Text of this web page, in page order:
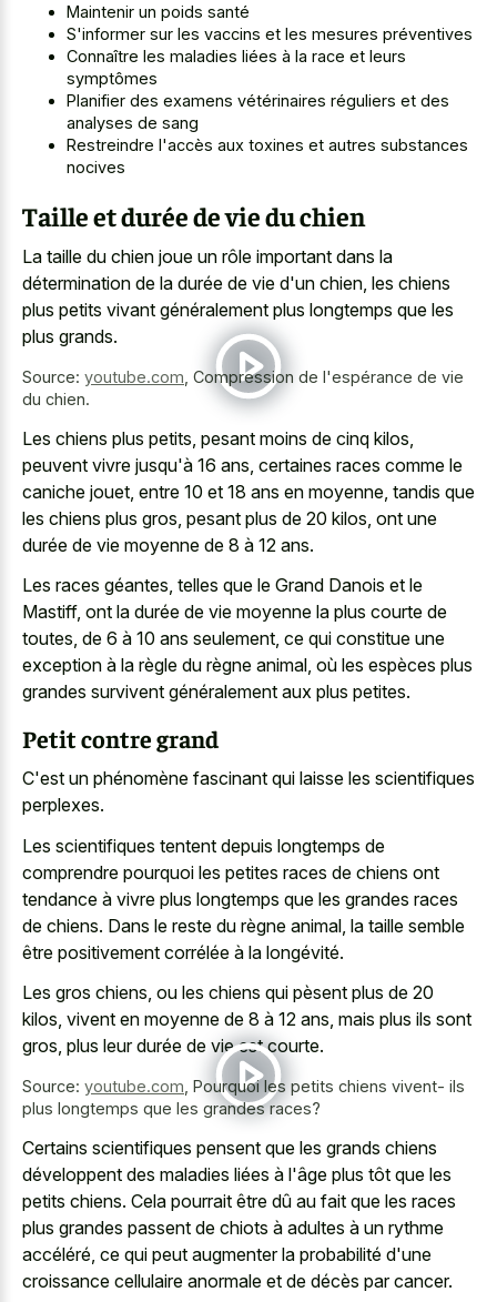
Maintenir un poids santé
S'informer sur les vaccins et les mesures préventives
Connaître les maladies liées à la race et leurs
symptômes
Planifier des examens vétérinaires réguliers et des
analyses de sang
Restreindre l'accès aux toxines et autres substances
nocives
Taille et durée de vie du chien
La taille du chien joue un rôle important dans la
détermination de la durée de vie d'un chien, les chiens
plus petits vivant généralement plus longtemps que les
plus grands.
Source: youtube.com Compression de l'espérance de vie
du chien.
Les chiens plus petits, pesant moins de cinq kilos,
peuvent vivre jusqu'à 16 ans, certaines races comme le
caniche jouet, entre 10 et 18 ans en moyenne, tandis que
les chiens plus gros, pesant plus de 20 kilos, ont une
durée de vie moyenne de 8 à 12 ans.
Les races géantes, telles que le Grand Danois et le
Mastiff, ont la durée de vie moyenne la plus courte de
toutes, de 6 à 10 ans seulement, ce qui constitue une
exception à la règle du règne animal, où les espèces plus
grandes survivent généralement aux plus petites.
Petit contre grand
C'est un phénomène fascinant qui laisse les scientifiques
perplexes.
Les scientifiques tentent depuis longtemps de
comprendre pourquoi les petites races de chiens ont
tendance à vivre plus longtemps que les grandes races
de chiens. Dans le reste du règne animal, la taille semble
être positivement corrélée à la longévité.
Les gros chiens, ou les chiens qui pèsent plus de 20
kilos, vivent en moyenne de 8 à 12 ans, mais plus ils sont
gros, plus leur durée de vie est courte.
Source: youtube.com Pourquoi les petits chiens vivent- ils
plus longtemps que les grandes races?
Certains scientifiques pensent que les grands chiens
développent des maladies liées à l'âge plus tôt que les
petits chiens. Cela pourrait être dû au fait que les races
plus grandes passent de chiots à adultes à un rythme
accéléré, ce qui peut augmenter la probabilité d'une
croissance cellulaire anormale et de décès par cancer.